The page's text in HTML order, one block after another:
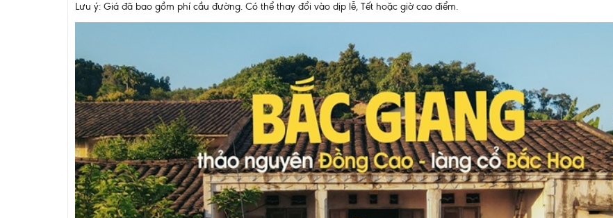
Lưu ý: Giá đã bao gồm phí cầu đường. Có thể thay đổi vào dịp lễ, Tết hoặc giờ cao điểm.